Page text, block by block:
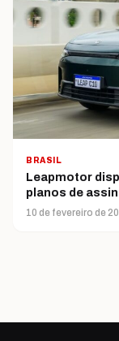
BRASIL
Leapmotor
planos de
10 de fevereiro de